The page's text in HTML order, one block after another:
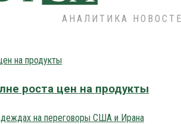
АНАЛИТИКА
роста цен на продукты